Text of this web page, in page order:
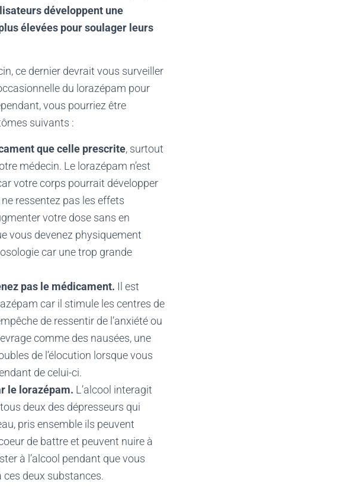
développent une
élevées pour soulager leurs
ce dernier devrait vous surveiller
du lorazépam pour
vous pourriez être
suivants :
que celle prescrite, surtout
médecin. Le lorazépam n’est
votre corps pourrait développer
ressentez pas les effets
votre dose sans en
vous devenez physiquement
car une trop grande
pas le médicament. Il est
car il stimule les centres de
de ressentir de l’anxiété ou
comme des nausées, une
de l’élocution lorsque vous
de celui-ci.
le lorazépam. L’alcool interagit
deux des dépresseurs qui
pris ensemble ils peuvent
de battre et peuvent nuire à
à l’alcool pendant que vous
deux substances.